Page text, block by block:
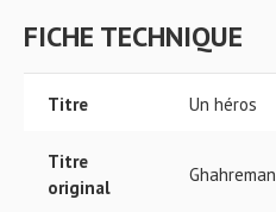
FICHE TECHNIQUE
Titre Un héros
Titre
original
Ghahreman